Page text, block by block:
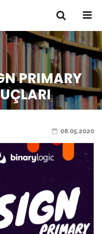
PRIMARY
08.05.2020